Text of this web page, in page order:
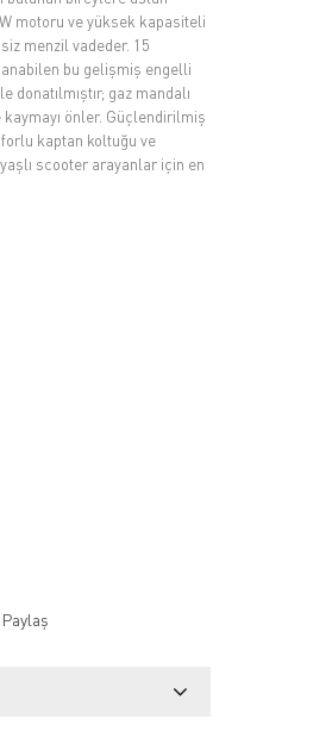
motoru ve yüksek kapasiteli
menzil vadeder. 15
bu gelişmiş engelli
gaz mandalı
kaymayı önler. Güçlendirilmiş
kaptan koltuğu ve
scooter arayanlar için en